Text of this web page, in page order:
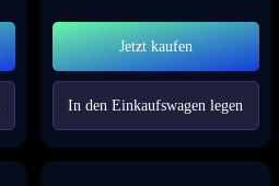
Jetzt kaufen
In den Einkaufswagen legen